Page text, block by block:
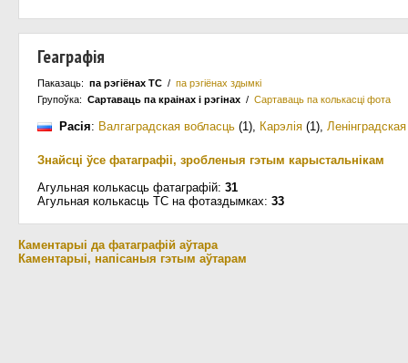
Геаграфія
Паказаць: па рэгіёнах ТС / па рэгіёнах здымкі
Групоўка: Сартаваць па краiнах i рэгінах / Сартаваць па колькасцi фота
Расія: Валгаградская вобласць (1), Карэлія (1),
Знайсці ўсе фатаграфіі, зробленыя гэтым карыстальнікам
Агульная колькасць фатаграфій: 31
Агульная колькасць ТС на фотаздымках: 33
Каментарыі да фатаграфій аўтара
Каментарыі, напісаныя гэтым аўтарам